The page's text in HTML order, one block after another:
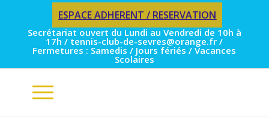
ESPACE ADHERENT / RESERVATION
Secrétariat ouvert du Lundi au Vendredi de 10h à
17h / tennis-club-de-sevres@orange.fr /
Fermetures : Samedis / Jours fériés / Vacances
Scolaires